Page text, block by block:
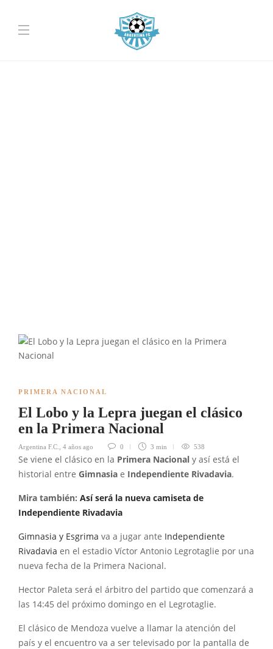
PRIMERA NACIONAL
El Lobo y la Lepra juegan el clásico
en la Primera Nacional
Argentina F.C. 4 años ago 0 3 min 538
Se viene el clásico en la Primera Nacional y así está el
historial entre Gimnasia e Independiente Rivadavia.
Mira también: Así será la nueva camiseta de
Independiente Rivadavia
Gimnasia y Esgrima va a jugar ante Independiente
Rivadavia en el estadio Víctor Antonio Legrotaglie por una
nueva fecha de la Primera Nacional.
Hector Paleta será el árbitro del partido que comenzará a
las 14:45 del próximo domingo en el Legrotaglie.
El clásico de Mendoza vuelve a llamar la atención del
país y el encuentro va a ser televisado por la pantalla de